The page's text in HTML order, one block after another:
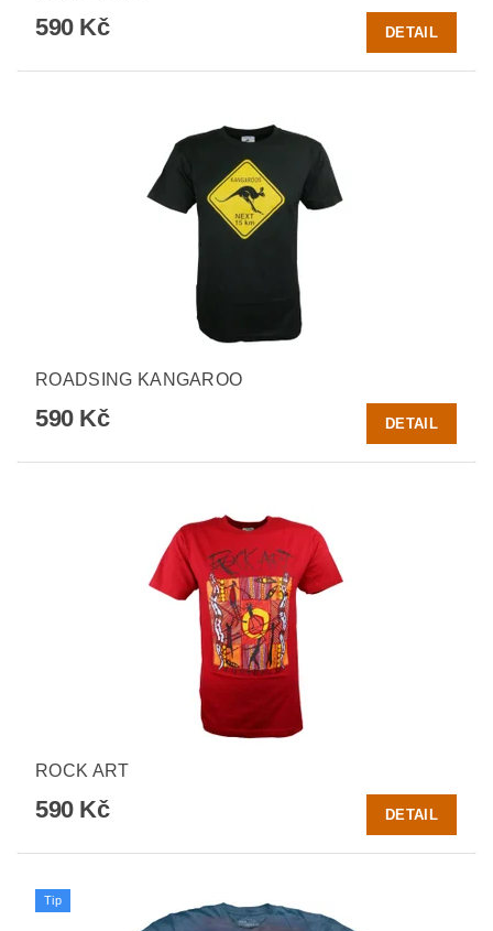
590 Kč DETAIL
ROADSING KANGAROO
590 Kč DETAIL
ROCK ART
590 Kč DETAIL
Tip